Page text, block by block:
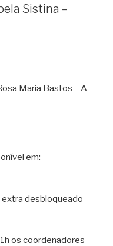
Sistina –
Maria Bastos – A
em:
desbloqueado
os coordenadores